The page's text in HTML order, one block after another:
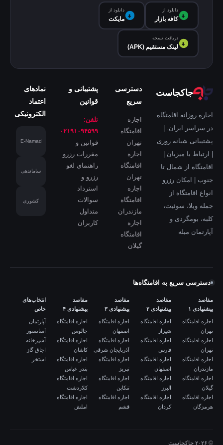
دانلود از
کافه‌ بازار
دانلود از
مایکت
دریافت نسخه
لینک مستقیم (APK)
جاکجاست
اجاره روزانه اقامتگاه
در سراسر ایران. |
پشتیبانی شبانه روزی
| ارتباط با میزبان |
اقامتگاه از شمال تا
جنوب | امکان رزرو
انواع اقامتگاه از
جمله ویلا، سوئیت،
کلبه، بومگردی و
آپارتمان مبله
دسترسی
سریع
اجاره
اقامتگاه
تهران
اجاره
اقامتگاه
تهران
اجاره
اقامتگاه
مازندران
اجاره
اقامتگاه
گیلان
پشتیبانی و
قوانین
تلفن:
۰۲۱۹۱۰۹۴۵۹۹
قوانین و
مقررات رزرو
راهنمای لغو
رزرو و
استرداد
سوالات
متداول
کاربران
نمادهای
اعتماد
الکترونیکی
E-Namad
ساماندهی
کشوری
دسترسی سریع به اقامتگاه‌ها
مقاصد
پیشنهادی ۱
اجاره اقامتگاه
تهران
اجاره اقامتگاه
تهران
اجاره اقامتگاه
مازندران
اجاره اقامتگاه
گیلان
اجاره اقامتگاه
هرمزگان
مقاصد
پیشنهادی ۲
اجاره اقامتگاه
شیراز
اجاره اقامتگاه
فارس
اجاره اقامتگاه
اصفهان
اجاره اقامتگاه
البرز
اجاره اقامتگاه
کردان
مقاصد
پیشنهادی ۳
اجاره اقامتگاه
اصفهان
اجاره اقامتگاه
آذربایجان شرقی
اجاره اقامتگاه
تبریز
اجاره اقامتگاه
تنکابن
اجاره اقامتگاه
قشم
مقاصد
پیشنهادی ۴
اجاره اقامتگاه
چالوس
اجاره اقامتگاه
کاشان
اجاره اقامتگاه
بندر عباس
اجاره اقامتگاه
کلاردشت
اجاره اقامتگاه
املش
انتخاب‌های
خاص
آپارتمان
آسانسور
آشپزخانه
اجاق گاز
استخر
© ۲۰۲۶ جاکجاست